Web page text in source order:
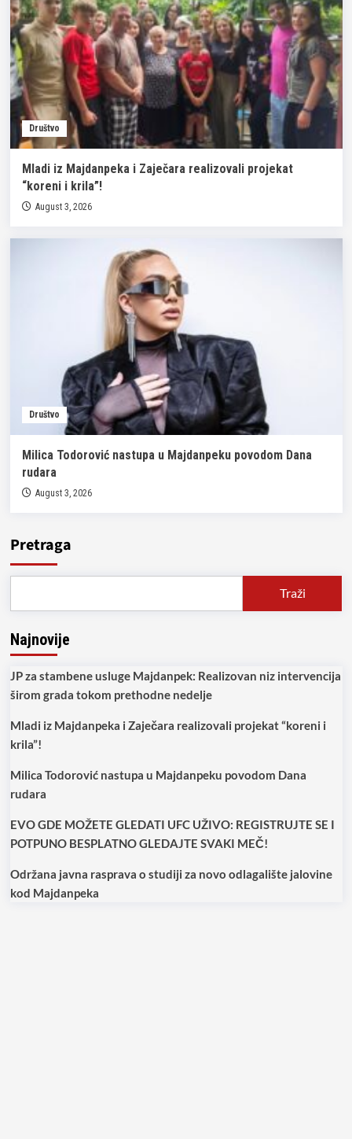
Društvo
Mladi iz Majdanpeka i Zaječara realizovali projekat
“koreni i krila”!
August 3, 2026
Društvo
Milica Todorović nastupa u Majdanpeku povodom Dana
rudara
August 3, 2026
Pretraga
Traži
Najnovije
JP za stambene usluge Majdanpek: Realizovan niz intervencija
širom grada tokom prethodne nedelje
Mladi iz Majdanpeka i Zaječara realizovali projekat “koreni i
krila”!
Milica Todorović nastupa u Majdanpeku povodom Dana
rudara
EVO GDE MOŽETE GLEDATI UFC UŽIVO: REGISTRUJTE SE I
POTPUNO BESPLATNO GLEDAJTE SVAKI MEČ!
Održana javna rasprava o studiji za novo odlagalište jalovine
kod Majdanpeka